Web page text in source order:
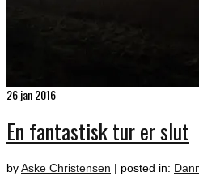
26jan 2016
En fantastisk tur er slut
byAske Christensen | posted in: